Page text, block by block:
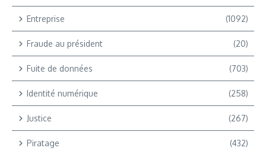
Entreprise (1092)
Fraude au président (20)
Fuite de données (703)
Identité numérique (258)
Justice (267)
Piratage (432)